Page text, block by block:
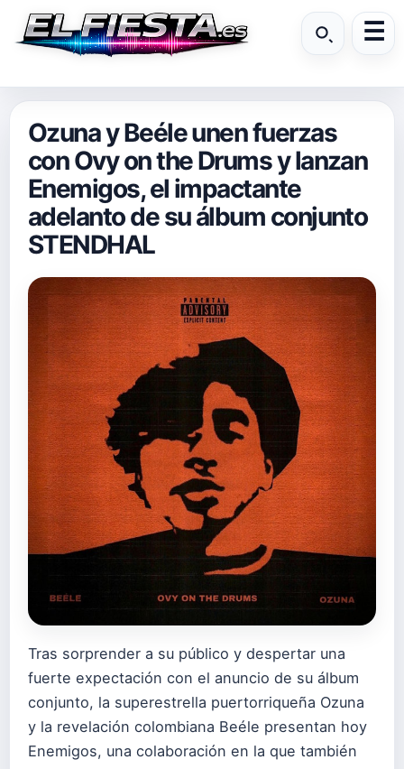
Ozuna y Beéle unen fuerzas
con Ovy on the Drums y lanzan
Enemigos, el impactante
adelanto de su álbum conjunto
STENDHAL
Tras sorprender a su público y despertar una
fuerte expectación con el anuncio de su álbum
conjunto, la superestrella puertorriqueña Ozuna
y la revelación colombiana Beéle presentan hoy
Enemigos, una colaboración en la que también